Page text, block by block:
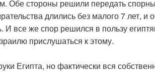
Обе стороны решили передать
длились без малого 7 лет, и
И все же спор решился в пользу
прислушаться к этому.
Египта, но фактически вся